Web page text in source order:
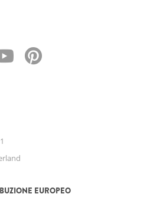
EUROPEO